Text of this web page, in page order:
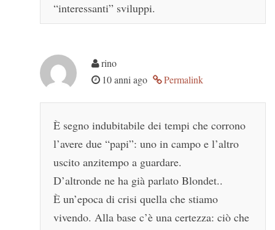
“interessanti” sviluppi.
rino
10 anni ago
Permalink
È segno indubitabile dei tempi che corrono
l’avere due “papi”: uno in campo e l’altro
uscito anzitempo a guardare.
D’altronde ne ha già parlato Blondet..
È un’epoca di crisi quella che stiamo
vivendo. Alla base c’è una certezza: ciò che